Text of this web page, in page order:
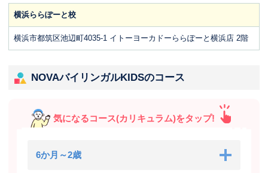
横浜ららぽーと校
横浜市都筑区池辺町4035-1 イトーヨーカドーららぽーと横浜店 2階
NOVAバイリンガルKIDSのコース
気になるコース(カリキュラム)をタップ!
6か月～2歳